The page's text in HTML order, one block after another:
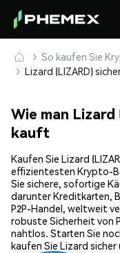
So kaufen Sie
Wie man
kauft
Kaufen Sie Lizard
effizientesten Krypto-
Sie sichere, sofortige
darunter Kreditkarten,
P2P-Handel, weltweit
robuste Sicherheit von
nahtlos. Starten Sie
kaufen Sie Lizard sicher